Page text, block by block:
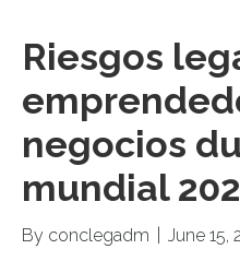
Riesgos
negocios
mundial
By conclegadm June 15,